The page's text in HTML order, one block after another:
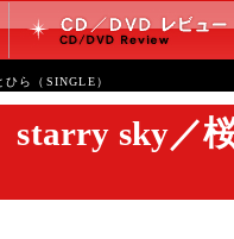
ら（SINGLE）
starry sky／